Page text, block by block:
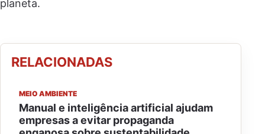
planeta.
RELACIONADAS
MEIO AMBIENTE
Manual e inteligência artificial ajudam
empresas a evitar propaganda